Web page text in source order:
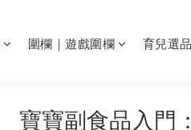
圍欄｜遊戲圍欄 育兒選
寶寶副食品入門